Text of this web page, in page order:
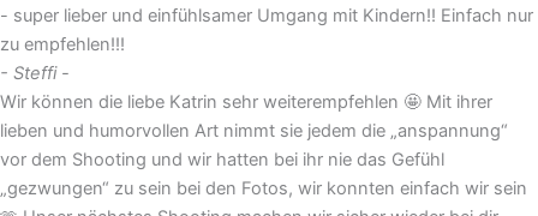
- super lieber und einfühlsamer Umgang mit Kindern!! Einfach nur
zu empfehlen!!!
- Steffi -
Wir können die liebe Katrin sehr weiterempfehlen 🤩 Mit ihrer
lieben und humorvollen Art nimmt sie jedem die „anspannung“
vor dem Shooting und wir hatten bei ihr nie das Gefühl
„gezwungen“ zu sein bei den Fotos, wir konnten einfach wir sein